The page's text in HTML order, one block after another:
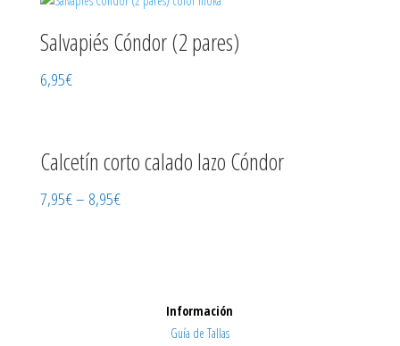
Salvapiés Cóndor (2 pares)
6,95€
Calcetín corto calado lazo Cóndor
7,95€– 8,95€
Información
Guía de Tallas